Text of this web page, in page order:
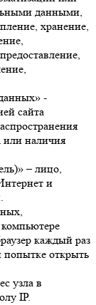
данными,
хранение,
-
сайта
или наличия
– лицо,
и
каждый раз
попытке открыть
узла в
IP.